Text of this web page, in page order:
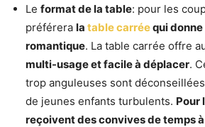
Le format de la table: pour les
préférera la table carréequi
romantique. La table carrée offre
multi-usage et facile à déplacer.
trop anguleuses sont
de jeunes enfants turbulents. Pour
reçoivent des convives de temps